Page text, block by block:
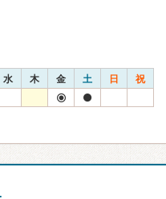
水 木 金 土 日 祝